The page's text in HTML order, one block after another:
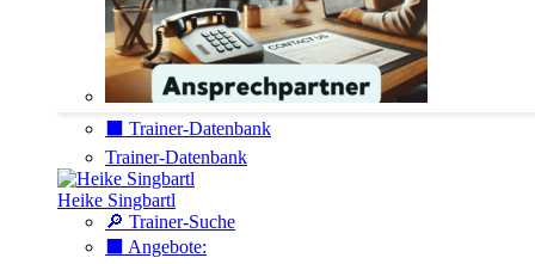
⬛️ Trainer-Datenbank
Trainer-Datenbank
Heike Singbartl
🔎 Trainer-Suche
⬛️ Angebote: